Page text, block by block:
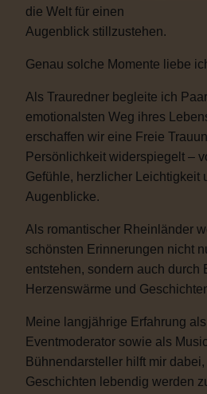
die Welt für einen
Augenblick stillzustehen.
Genau solche Momente liebe
Als Trauredner begleite ich
emotionalsten Weg ihres
erschaffen wir eine Freie
Persönlichkeit widerspiegelt –
Gefühle, herzlicher Leichtigkeit
Augenblicke.
Als romantischer Rheinländer
schönsten Erinnerungen nicht
entstehen, sondern auch durch
Herzenswärme und
Meine langjährige Erfahrung
Eventmoderator sowie als
Bühnendarsteller hilft mir
Geschichten lebendig werden